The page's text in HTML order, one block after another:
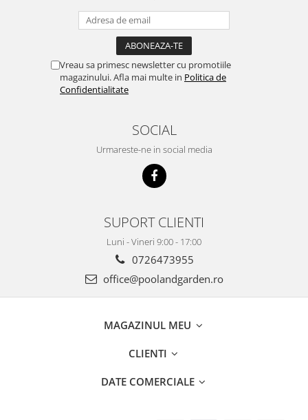
Vreau sa primesc newsletter cu promotiile
magazinului. Afla mai multe in Politica de
Confidentialitate
SOCIAL
Urmareste-ne in social media
SUPORT CLIENTI
Luni - Vineri 9:00 - 17:00
0726473955
office@poolandgarden.ro
MAGAZINUL MEU
CLIENTI
DATE COMERCIALE